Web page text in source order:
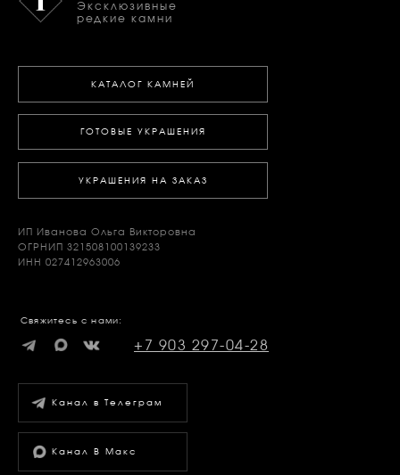
КАТАЛОГ КАМНЕЙ
УКРАШЕНИЯ НА ЗАКАЗ
ГОТОВЫЕ УКРАШЕНИЯ
Эксклюзивные
редкие камни
+7 903 297-04-28
Канал В Макс
Канал в Телеграм
Свяжитесь с нами:
ИП Иванова Ольга Викторовна
ОГРНИП 321508100139233
ИНН 027412963006